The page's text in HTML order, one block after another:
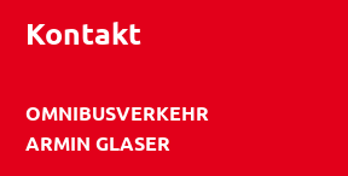
Kontakt
OMNIBUSVERKEHR
ARMIN GLASER